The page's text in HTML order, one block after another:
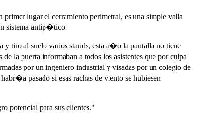
lugar el cerramiento perimetral, es una simple valla
sistema antip�tico.
tiro al suelo varios stands, esta a�o la pantalla no tiene
la puerta informaban a todos los asistentes que por culpa
por un ingeniero industrial y visadas por un colegio de
pasado si esas rachas de viento se hubiesen
potencial para sus clientes."